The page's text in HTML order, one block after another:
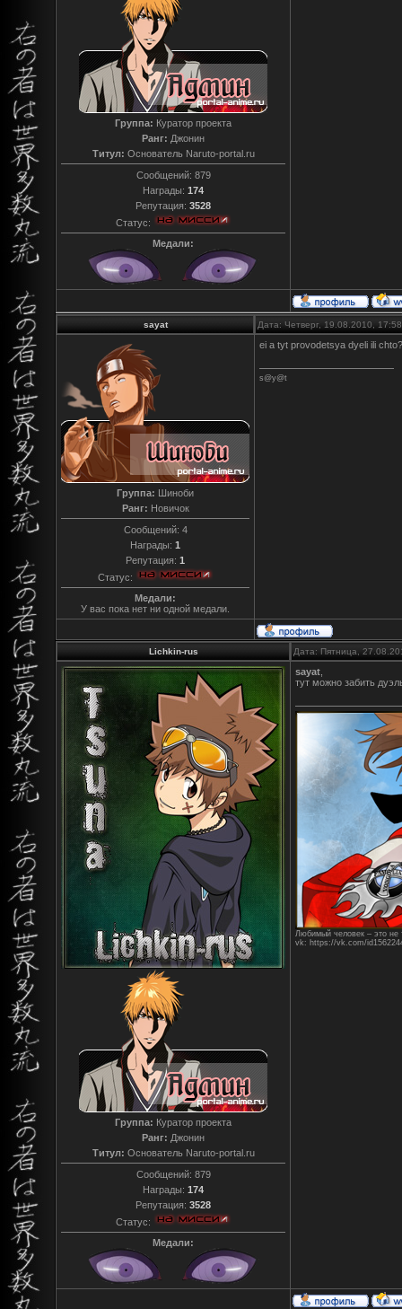
Группа: Куратор проекта
Ранг: Джонин
Титул: Основатель Naruto-portal.ru
Сообщений: 879
Награды: 174
Репутация: 3528
Статус:
Медали:
sayat Дата: Четверг, 19.08.2010,
Группа: Шиноби
Ранг: Новичок
Сообщений: 4
Награды: 1
Репутация: 1
Статус:
Медали:
У вас пока нет ни одной медали.
ei a tyt provodetsya dyeli ili
s@y@t
Lichkin-rus Дата: Пятница,
Группа: Куратор проекта
Ранг: Джонин
Титул: Основатель Naruto-portal.ru
Сообщений: 879
Награды: 174
Репутация: 3528
Статус:
Медали:
sayat
тут можно забить
Любимый человек – это не
vk: https://vk.com/